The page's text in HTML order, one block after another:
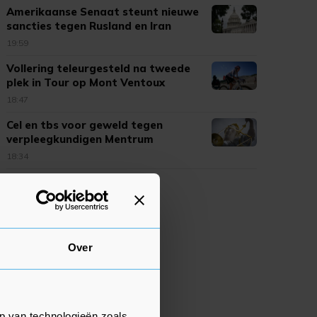
Over
Amerikaanse Senaat steunt nieuwe
sancties tegen Rusland en Iran
19:59
Vollering teleurgesteld na tweede
plek in Tour op Mont Ventoux
18:47
Cel en tbs voor geweld tegen
verpleegkundigen Mentrum
18:34